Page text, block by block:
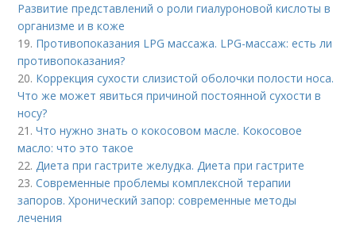
Развитие представлений о роли гиалуроновой кислоты в
организме и в коже
19. Противопоказания LPG массажа. LPG-массаж: есть ли
противопоказания?
20. Коррекция сухости слизистой оболочки полости носа.
Что же может явиться причиной постоянной сухости в
носу?
21.Что нужно знать о кокосовом масле. Кокосовое
масло: что это такое
22.Диета при гастрите желудка. Диета при гастрите
23.Современные проблемы комплексной терапии
запоров. Хронический запор: современные методы
лечения